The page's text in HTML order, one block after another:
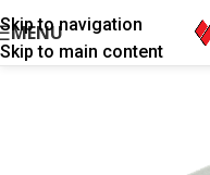
Skip to navigation
Skip to main content
MENU